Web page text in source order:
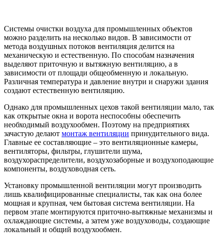
Системы очистки воздуха для промышленных объектов
можно разделить на несколько видов. В зависимости от
метода воздушных потоков вентиляция делится на
механическую и естественную. По способам назначения
выделяют приточную и вытяжную вентиляцию, а в
зависимости от площади общеобменную и локальную.
Различная температура и давление внутри и снаружи здания
создают естественную вентиляцию.
Однако для промышленных цехов такой вентиляции мало, так
как открытые окна и ворота неспособны обеспечить
необходимый воздухообмен. Поэтому на предприятиях
зачастую делают монтаж вентиляции принудительного вида.
Главные ее составляющие – это вентиляционные камеры,
вентиляторы, фильтры, глушители шума,
воздухораспределители, воздухозаборные и воздухоподающие
компоненты, воздуховодная сеть.
Установку промышленной вентиляции могут производить
лишь квалифицированные специалисты, так как она более
мощная и крупная, чем бытовая система вентиляции. На
первом этапе монтируются приточно-вытяжные механизмы и
охлаждающие системы, а затем уже воздуховоды, создающие
локальный и общий воздухообмен.